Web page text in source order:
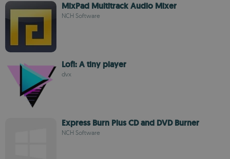
MixPad Multitrack Audio Mixer
NCH Software
Lofi: A tiny player
dvx
Express Burn Plus CD and DVD Burner
NCH Software